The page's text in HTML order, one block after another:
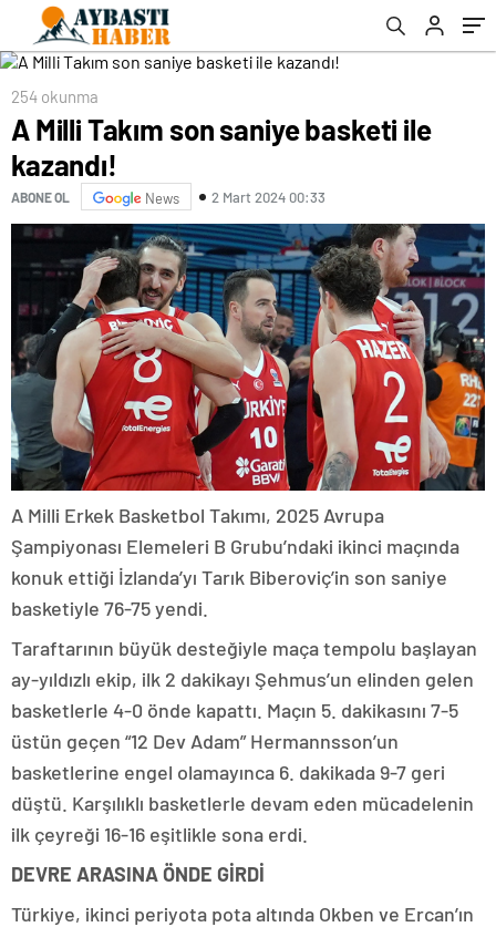
254 okunma
A Milli Takım son saniye basketi ile
kazandı!
ABONE OL News 2 Mart 2024 00:33
A Milli Erkek Basketbol Takımı, 2025 Avrupa
Şampiyonası Elemeleri B Grubu’ndaki ikinci maçında
konuk ettiği İzlanda’yı Tarık Biberoviç’in son saniye
basketiyle 76-75 yendi.
Taraftarının büyük desteğiyle maça tempolu başlayan
ay-yıldızlı ekip, ilk 2 dakikayı Şehmus’un elinden gelen
basketlerle 4-0 önde kapattı. Maçın 5. dakikasını 7-5
üstün geçen “12 Dev Adam” Hermannsson’un
basketlerine engel olamayınca 6. dakikada 9-7 geri
düştü. Karşılıklı basketlerle devam eden mücadelenin
ilk çeyreği 16-16 eşitlikle sona erdi.
DEVRE ARASINA ÖNDE GİRDİ
Türkiye, ikinci periyota pota altında Okben ve Ercan’ın